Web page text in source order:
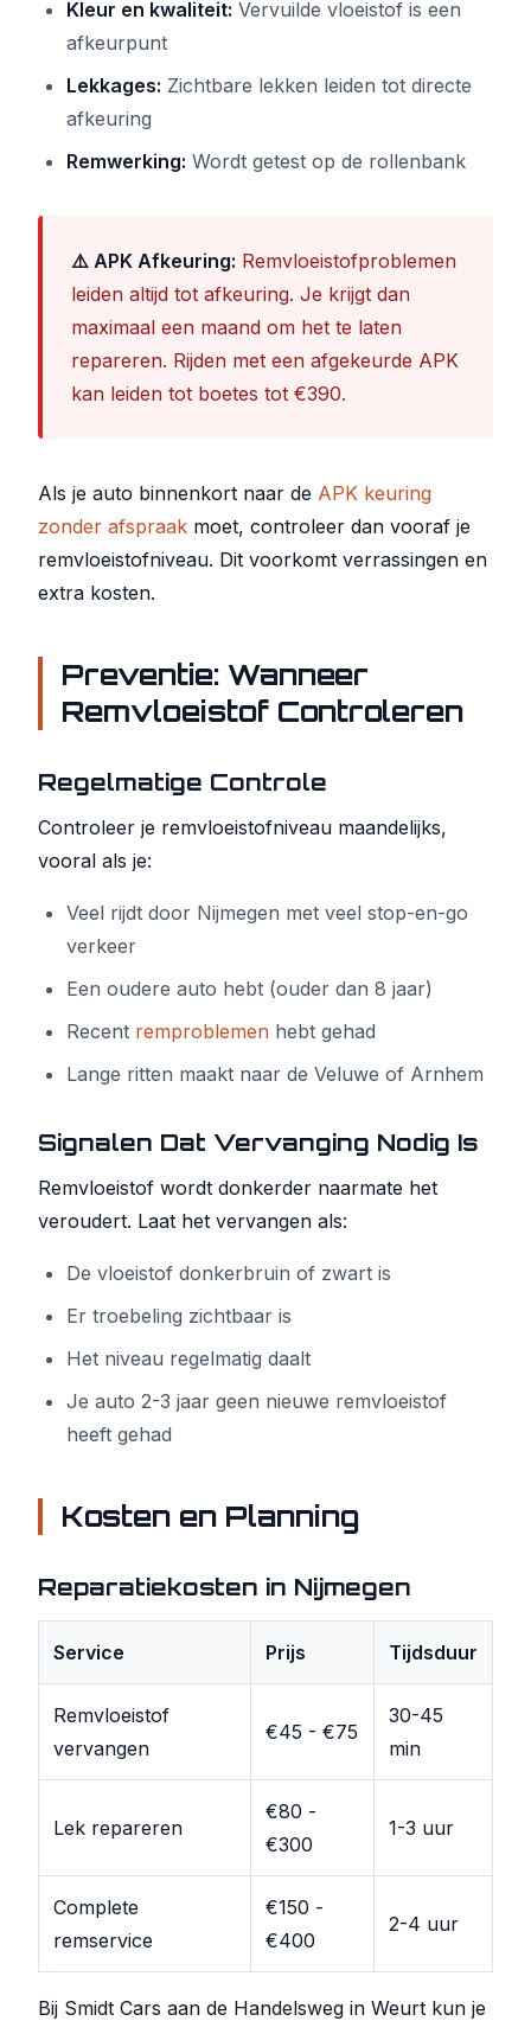
Kleur en kwaliteit: Vervuilde vloeistof is een
afkeurpunt
Lekkages: Zichtbare lekken leiden tot directe
afkeuring
Remwerking: Wordt getest op de rollenbank
⚠️ APK Afkeuring: Remvloeistofproblemen
leiden altijd tot afkeuring. Je krijgt dan
maximaal een maand om het te laten
repareren. Rijden met een afgekeurde APK
kan leiden tot boetes tot €390.
Als je auto binnenkort naar de APK keuring
zonder afspraak moet, controleer dan vooraf je
remvloeistofniveau. Dit voorkomt verrassingen en
extra kosten.
Preventie: Wanneer
Remvloeistof Controleren
Regelmatige Controle
Controleer je remvloeistofniveau maandelijks,
vooral als je:
Veel rijdt door Nijmegen met veel stop-en-go
verkeer
Een oudere auto hebt (ouder dan 8 jaar)
Recent remproblemen hebt gehad
Lange ritten maakt naar de Veluwe of Arnhem
Signalen Dat Vervanging Nodig Is
Remvloeistof wordt donkerder naarmate het
veroudert. Laat het vervangen als:
De vloeistof donkerbruin of zwart is
Er troebeling zichtbaar is
Het niveau regelmatig daalt
Je auto 2-3 jaar geen nieuwe remvloeistof
heeft gehad
Kosten en Planning
Reparatiekosten in Nijmegen
Service Prijs Tijdsduur
Remvloeistof
vervangen
€45 - €75
30-45
min
Lek repareren
€80 -
€300
1-3 uur
Complete
remservice
€150 -
€400
2-4 uur
Bij Smidt Cars aan de Handelsweg in Weurt kun je